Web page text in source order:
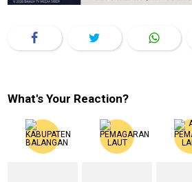
What's Your Reaction?